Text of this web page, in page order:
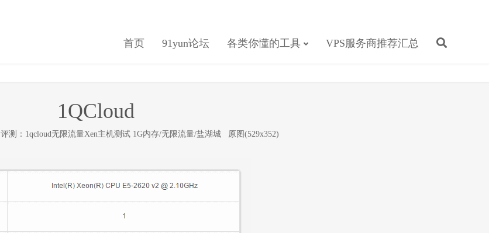
首页 91yun论坛 各类你懂的工具 VPS服务商推荐汇总
1QCloud
评测：1qcloud无限流量Xen主机测试 1G内存/无限流量/盐湖城 原图(529x352)